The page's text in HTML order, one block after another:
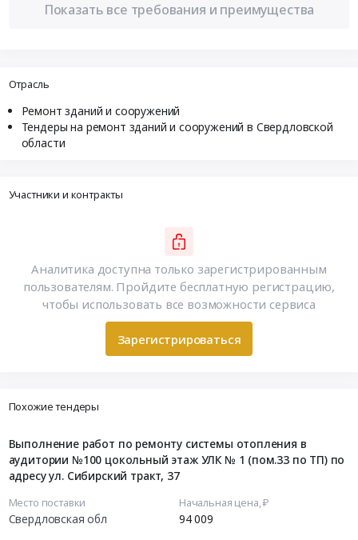
Показать все требования и преимущества
Отрасль
Ремонт зданий и сооружений
Тендеры на ремонт зданий и сооружений в Свердловской
области
Участники и контракты
Аналитика доступна только зарегистрированным
пользователям. Пройдите бесплатную регистрацию,
чтобы использовать все возможности сервиса
Зарегистрироваться
Похожие тендеры
Выполнение работ по ремонту системы отопления в
аудитории №100 цокольный этаж УЛК № 1 (пом.33 по ТП) по
адресу ул. Сибирский тракт, 37
Место поставки
Свердловская обл
Начальная цена, ₽
94 009